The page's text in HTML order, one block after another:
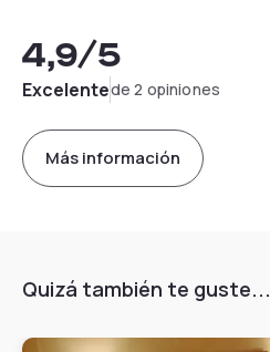
4,9/5
Excelentede 2 opiniones
Más información
Quizá también te guste...